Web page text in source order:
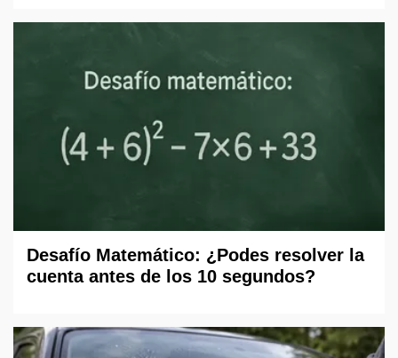
Desafío Matemático: ¿Podes resolver la
cuenta antes de los 10 segundos?